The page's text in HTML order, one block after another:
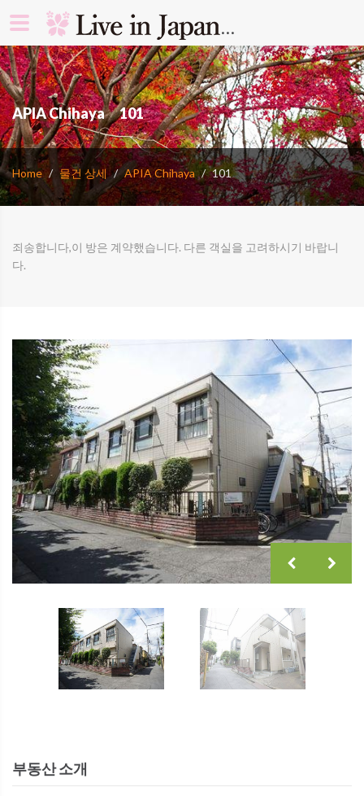
APIA Chihaya 101
Home 물건 상세 APIA Chihaya 101
죄송합니다,이 방은 계약했습니다. 다른 객실을 고려하시기 바랍니
다.
부동산 소개